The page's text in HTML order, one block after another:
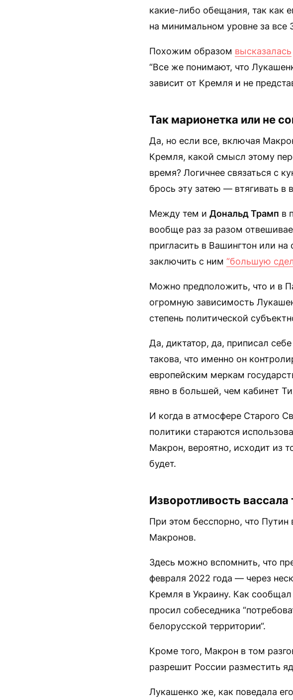
какие-либо обещания, так как
на минимальном уровне за все
Похожим образом высказалась
“Все же понимают, что
зависит от Кремля и не
Так марионетка или не
Да, но если все, включая
Кремля, какой смысл этому
время? Логичнее связаться с
брось эту затею — втягивать
Между тем и Дональд Трамп в
вообще раз за разом
пригласить в Вашингтон или на
заключить с ним “большую
Можно предположить, что и в
огромную зависимость
степень политической
Да, диктатор, да, приписал
такова, что именно он
европейским меркам
явно в большей, чем кабинет
И когда в атмосфере Старого
политики стараются
Макрон, вероятно, исходит из
будет.
Изворотливость
При этом бесспорно, что Путин
Макронов.
Здесь можно вспомнить, что
февраля 2022 года — через
Кремля в Украину. Как
просил собеседника
белорусской территории“.
Кроме того, Макрон в том
разрешит России разместить
Лукашенко же, как поведала